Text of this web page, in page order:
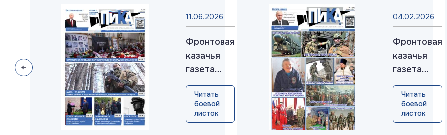
11.06.2026
Фронтовая
казачья
газета
«ПИКА»:
выпуск
№38, июнь
2026
Читать
боевой
листок
04.02.2026
Фронтовая
казачья
газета
«ПИКА»:
выпуск
№37,
январь
Читать
боевой
листок